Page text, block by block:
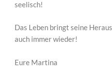
seelisch!
Das Leben bringt seine
auch immer wieder!
Eure Martina